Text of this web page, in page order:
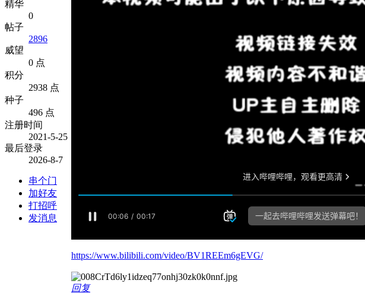
精华
0
帖子
2896
威望
0 点
积分
2938 点
种子
496 点
注册时间
2021-5-25
最后登录
2026-8-7
串个门
加好友
打招呼
发消息
https://www.bilibili.com/video/BV1REEm6gEVG/
回复